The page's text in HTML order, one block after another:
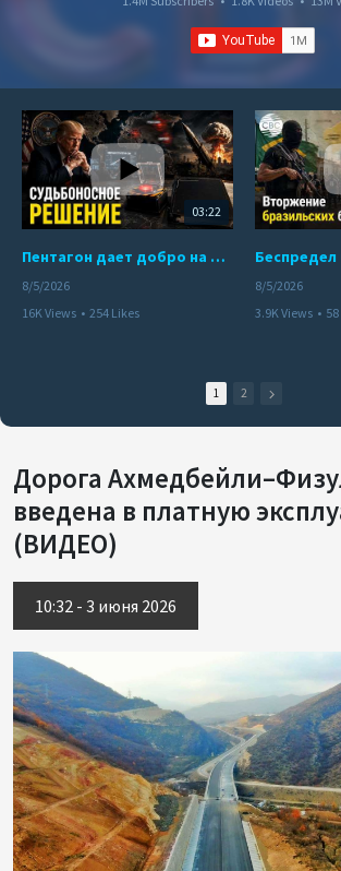
03:22
Пентагон дает добро на ядерный удар по противникам США
8/5/2026
16K Views • 254 Likes
8/5/2026
3.9K Views •
1 2
Дорога
введена в платную
(ВИДЕО)
10:32 - 3 июня 2026